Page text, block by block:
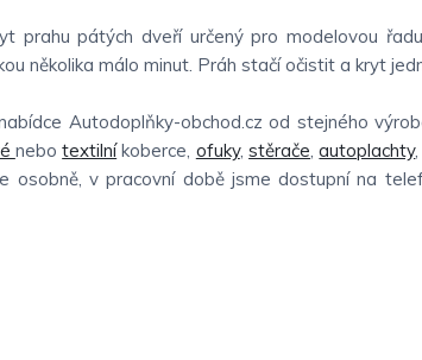
prahu pátých dveří určený pro modelovou
několika málo minut. Práh stačí očistit a kryt
Autodoplňky-obchod.cz od stejného
nebotextilníkoberce, ofuky,stěrače,autoplachty,
osobně, v pracovní době jsme dostupní na